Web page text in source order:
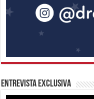
Entrevista Exclusiva